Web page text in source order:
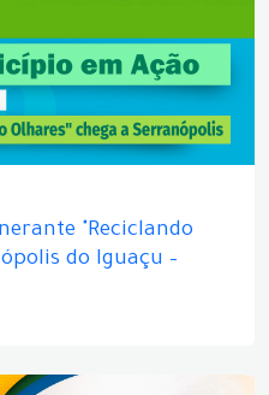
"Reciclando
do Iguaçu –